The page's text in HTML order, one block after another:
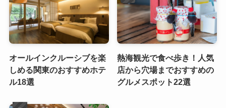
オールインクルーシブを楽
しめる関東のおすすめホテ
ル18選
熱海観光で食べ歩き！人気
店から穴場までおすすめの
グルメスポット22選